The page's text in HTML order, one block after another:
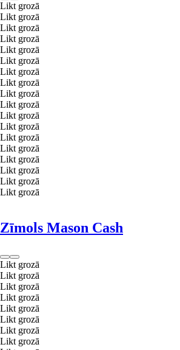
Likt grozā
Likt grozā
Likt grozā
Likt grozā
Likt grozā
Likt grozā
Likt grozā
Likt grozā
Likt grozā
Likt grozā
Likt grozā
Likt grozā
Likt grozā
Likt grozā
Likt grozā
Likt grozā
Likt grozā
Likt grozā
Zīmols Mason Cash
Likt grozā
Likt grozā
Likt grozā
Likt grozā
Likt grozā
Likt grozā
Likt grozā
Likt grozā